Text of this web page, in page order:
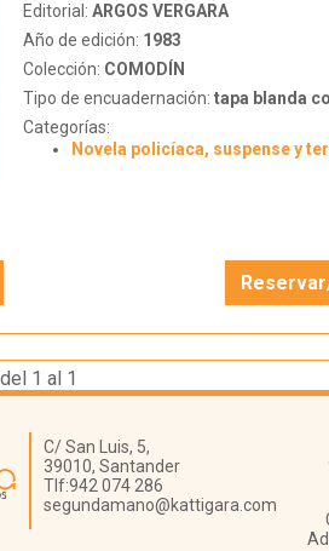
Editorial: ARGOS VERGARA
Año de edición: 1983
Colección: COMODÍN
Tipo de encuadernación: tapa blanda
Categorías:
Novela policíaca, suspense y
1 al 1
C/ San Luis, 5,
39010, Santander
Tlf:942 074 286
segundamano@kattigara.com